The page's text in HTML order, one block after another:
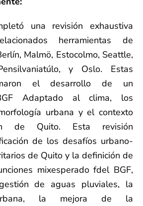
una revisión exhaustiva
herramientas de
Malmö, Estocolmo, Seattle,
túlo, y Oslo. Estas
el desarrollo de un
Adaptado al clima, los
urbana y el contexto
de Quito. Esta revisión
de los desafíos urbano-
de Quito y la definición de
mixesperado fdel BGF,
de aguas pluviales, la
urbana, la mejora de la